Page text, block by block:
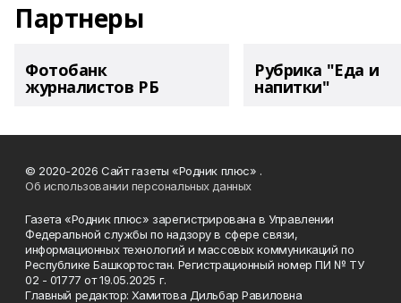
Партнеры
Фотобанк
журналистов РБ
Рубрика "Еда и
напитки"
© 2020-2026 Сайт газеты «Родник плюс» .
Об использовании персональных данных
Газета «Родник плюс» зарегистрирована в Управлении
Федеральной службы по надзору в сфере связи,
информационных технологий и массовых коммуникаций по
Республике Башкортостан. Регистрационный номер ПИ № ТУ
02 - 01777 от 19.05.2025 г.
Главный редактор: Хамитова Дильбар Равиловна